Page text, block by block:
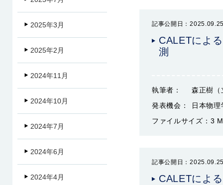
記事公開日：
CALETによ
測
執筆者：
森正樹（
発表機会：
日本物
ファイルサイズ： 3
記事公開日：
CALETによ
2025年3月
2025年2月
2024年11月
2024年10月
2024年7月
2024年6月
2024年4月